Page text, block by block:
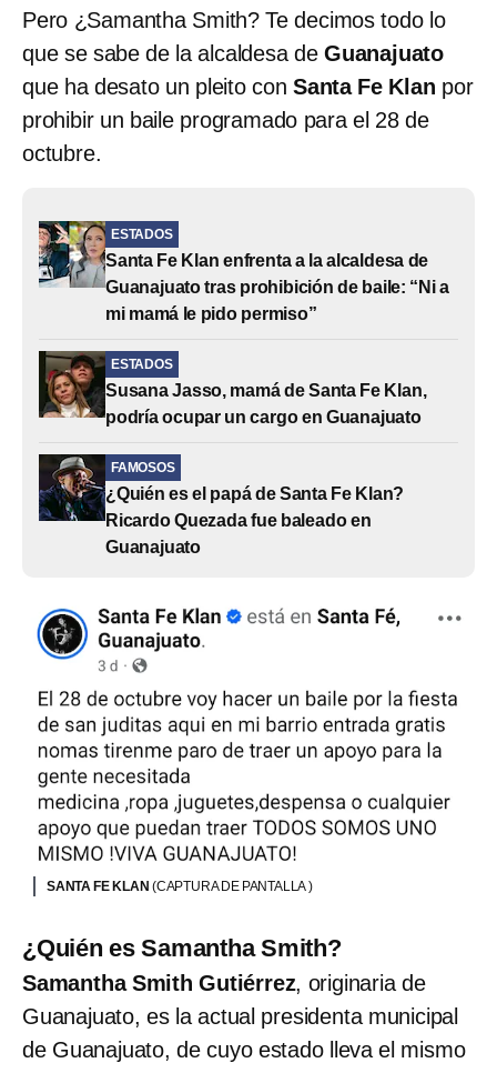
Pero ¿Samantha Smith? Te decimos todo lo
que se sabe de la alcaldesa deGuanajuato
que ha desato un pleito con Santa Fe Klan por
prohibir un baile programado para el 28 de
octubre.
ESTADOS
Santa Fe Klan enfrenta a la alcaldesa de
Guanajuato tras prohibición de baile: “Ni a
mi mamá le pido permiso”
ESTADOS
Susana Jasso, mamá de Santa Fe Klan,
podría ocupar un cargo en Guanajuato
FAMOSOS
¿Quién es el papá de Santa Fe Klan?
Ricardo Quezada fue baleado en
Guanajuato
SANTA FE KLAN (CAPTURA DE PANTALLA )
¿Quién es Samantha Smith?
Samantha Smith Gutiérrez, originaria de
Guanajuato, es la actual presidenta municipal
de Guanajuato, de cuyo estado lleva el mismo